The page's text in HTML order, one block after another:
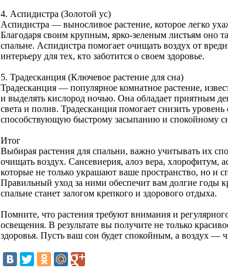
4. Аспидистра (Золотой ус)
Аспидистра — выносливое растение, которое легко
Благодаря своим крупным, ярко-зеленым листьям оно
спальне. Аспидистра помогает очищать воздух от
интерьеру для тех, кто заботится о своем здоровье.
5. Традесканция (Ключевое растение для сна)
Традесканция — популярное комнатное растение,
и выделять кислород ночью. Она обладает приятным
света и полив. Традесканция помогает снизить
способствующую быстрому засыпанию и спокойному
Итог
Выбирая растения для спальни, важно учитывать их
очищать воздух. Сансевиерия, алоэ вера, хлорофитум,
которые не только украшают ваше пространство, но и
Правильный уход за ними обеспечит вам долгие годы
спальне станет залогом крепкого и здорового отдыха.
Помните, что растения требуют внимания и
освещения. В результате вы получите не только
здоровья. Пусть ваш сон будет спокойным, а воздух